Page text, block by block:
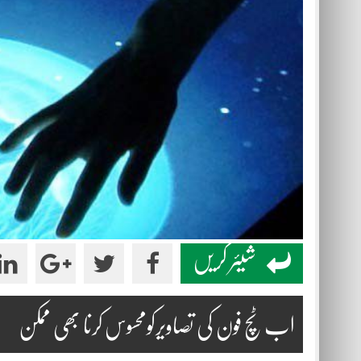
شیئر کریں
اب ٹچ فون کی تصاویرکومحسوس کرنا بھی ممکن